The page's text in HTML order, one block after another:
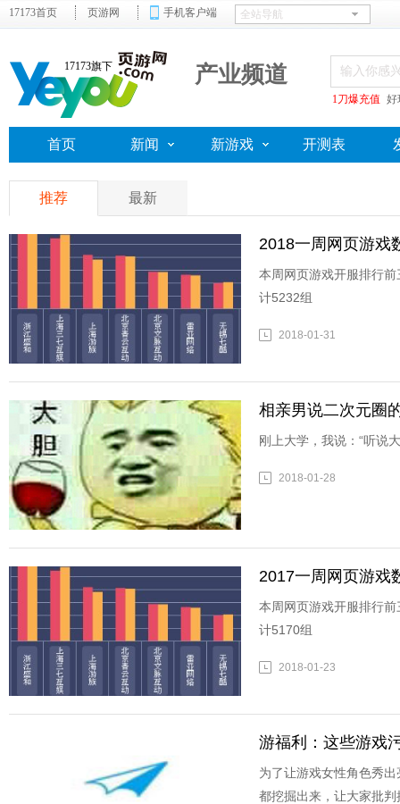
17173首页 页游网 手机客户端
17173旗下 产业频道
1刀爆充值 好
首页 新闻 新游戏 开测表
推荐 最新
2018一周网页游
本周网页游戏开服排行
计5232组
2018-01-31
相亲男说二次元圈
刚上大学，我说：“听说
2018-01-28
2017一周网页游
本周网页游戏开服排行
计5170组
2018-01-23
游福利：这些游戏
为了让游戏女性角色秀
都挖掘出来，让大家批